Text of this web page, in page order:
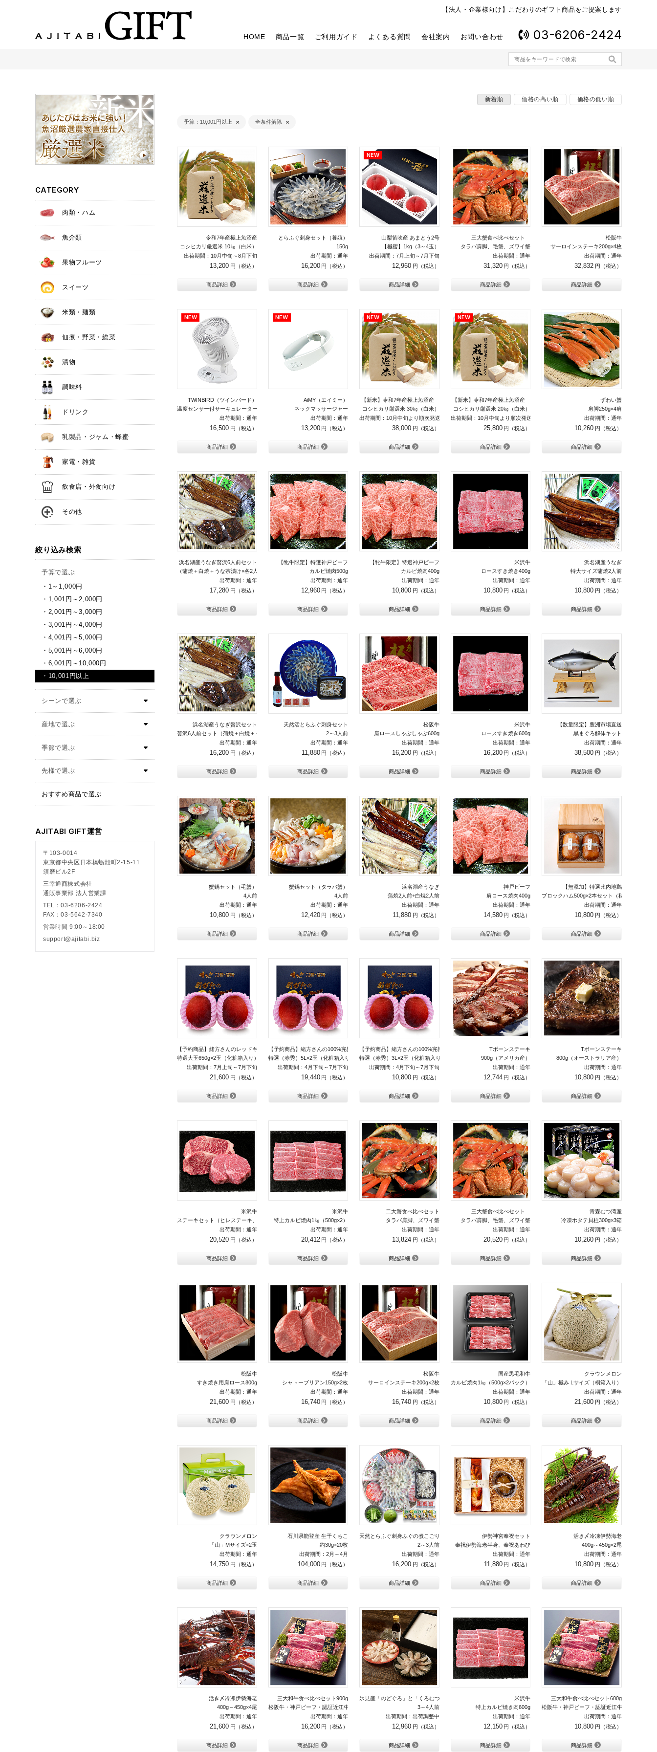
【法人・企業様向け】こだわりのギフト商品をご提案します
HOME 商品一覧 ご利用ガイド よくある質問 会社案内 お問い合わせ 03-6206-2424
CATEGORY
肉類・ハム
魚介類
果物フルーツ
スイーツ
米類・麺類
佃煮・野菜・総菜
漬物
調味料
ドリンク
乳製品・ジャム・蜂蜜
家電・雑貨
飲食店・外食向け
その他
絞り込み検索
予算で選ぶ
1～1,000円
1,001円～2,000円
2,001円～3,000円
3,001円～4,000円
4,001円～5,000円
5,001円～6,000円
6,001円～10,000円
10,001円以上
おすすめ商品で選ぶ
AJITABI GIFT運営
〒103-0014
東京都中央区日本橋蛎殻町2-15-11
須磨ビル2F
三幸通商株式会社
通販事業部 法人営業課
TEL：03-6206-2424
FAX：03-5642-7340
営業時間 9:00～18:00
support@ajitabi.biz
新着順 価格の高い順 価格の低い順
予算 10,001円以上 全条件解除
令和7年産極上魚沼産
コシヒカリ厳選米 10㎏（白米）
出荷期間：10月中旬～8月下旬
13,200
商品詳細
とらふぐ刺身セット（養殖）
150g
出荷期間：通年
16,200
商品詳細
山梨笛吹産 あまとう2号
【極蜜】1kg（3～4玉）
出荷期間：7月上旬～7月下旬
12,960
商品詳細
三大蟹食べ比べセット
タラバ肩脚、毛蟹、ズワイ蟹
出荷期間：通年
31,320
商品詳細
松阪牛
サーロインステーキ200g×4枚
出荷期間：通年
32,832
商品詳細
TWINBIRD（ツインバード）
温度センサー付サーキュレーター
出荷期間：通年
16,500
商品詳細
AiMY（エイミー）
ネックマッサージャー
出荷期間：通年
13,200
商品詳細
【新米】令和7年産極上魚沼産
コシヒカリ厳選米 30㎏（白米）
出荷期間：10月中旬より順次発送
38,000
商品詳細
【新米】令和7年産極上魚沼産
コシヒカリ厳選米 20㎏（白米）
出荷期間：10月中旬より順次発送
25,800
商品詳細
ずわい蟹
肩脚250g×4肩
出荷期間：通年
10,260
商品詳細
浜名湖産うなぎ贅沢6人前セット
（蒲焼＋白焼＋うな茶漬け×各2人前＋肝焼き100g）
出荷期間：通年
17,280
商品詳細
【牝牛限定】特選神戸ビーフ
カルビ焼肉500g
出荷期間：通年
12,960
商品詳細
【牝牛限定】特選神戸ビーフ
カルビ焼肉400g
出荷期間：通年
10,800
商品詳細
米沢牛
ロースすき焼き400g
出荷期間：通年
10,800
商品詳細
浜名湖産うなぎ
特大サイズ蒲焼2人前
出荷期間：通年
10,800
商品詳細
浜名湖産うなぎ贅沢セット
贅沢6人前セット（蒲焼＋白焼＋うな茶漬け×各2人前）
出荷期間：通年
16,200
商品詳細
天然活とらふぐ刺身セット
2～3人前
出荷期間：通年
11,880
商品詳細
松阪牛
肩ロースしゃぶしゃぶ600g
出荷期間：通年
16,200
商品詳細
米沢牛
ロースすき焼き600g
出荷期間：通年
16,200
商品詳細
【数量限定】豊洲市場直送
黒まぐろ解体キット
出荷期間：通年
38,500
商品詳細
蟹鍋セット（毛蟹）
4人前
出荷期間：通年
10,800
商品詳細
蟹鍋セット（タラバ蟹）
4人前
出荷期間：通年
12,420
商品詳細
浜名湖産うなぎ
蒲焼2人前+白焼2人前
出荷期間：通年
11,880
商品詳細
神戸ビーフ
肩ロース焼肉400g
出荷期間：通年
14,580
商品詳細
【無添加】特選比内地鶏
ブロックハム500g×2本セット（秋田杉箱入り）
出荷期間：通年
10,800
商品詳細
【予約商品】緒方さんのレッドキーツマンゴー
特選大玉650g×2玉（化粧箱入り）
出荷期間：7月上旬～7月下旬
21,600
商品詳細
【予約商品】緒方さんの100%完熟マンゴー
特選（赤秀）5L×2玉（化粧箱入り）
出荷期間：4月下旬～7月下旬
19,440
商品詳細
【予約商品】緒方さんの100%完熟マンゴー
特選（赤秀）3L×2玉（化粧箱入り）
出荷期間：4月下旬～7月下旬
10,800
商品詳細
Tボーンステーキ
900g（アメリカ産）
出荷期間：通年
12,744
商品詳細
Tボーンステーキ
800g（オーストラリア産）
出荷期間：通年
10,800
商品詳細
米沢牛
ステーキセット（ヒレステーキ、 サーロインステーキ）
出荷期間：通年
20,520
商品詳細
米沢牛
特上カルビ焼肉1㎏（500g×2）
出荷期間：通年
20,412
商品詳細
二大蟹食べ比べセット
タラバ肩脚、ズワイ蟹
出荷期間：通年
13,824
商品詳細
三大蟹食べ比べセット
タラバ肩脚、毛蟹、ズワイ蟹
出荷期間：通年
20,520
商品詳細
青森むつ湾産
冷凍ホタテ貝柱300g×3箱
出荷期間：通年
10,260
商品詳細
松阪牛
すき焼き用肩ロース800g
出荷期間：通年
21,600
商品詳細
松阪牛
シャトーブリアン150g×2枚
出荷期間：通年
16,740
商品詳細
松阪牛
サーロインステーキ200g×2枚
出荷期間：通年
16,740
商品詳細
国産黒毛和牛
カルビ焼肉1㎏（500g×2パック）
出荷期間：通年
10,800
商品詳細
クラウンメロン
「山」極み Lサイズ（桐箱入り）
出荷期間：通年
21,600
商品詳細
クラウンメロン
「山」Mサイズ×2玉
出荷期間：通年
14,750
商品詳細
石川県能登産 生干くちこ
約30g×20枚
出荷期間：2月～4月
104,000
商品詳細
天然とらふぐ刺身ふぐの煮こごりセット
2～3人前
出荷期間：通年
16,200
商品詳細
伊勢神宮奉祝セット
奉祝伊勢海老半身、奉祝あわび
出荷期間：通年
11,880
商品詳細
活き〆冷凍伊勢海老
400g～450g×2尾
出荷期間：通年
10,800
商品詳細
活き〆冷凍伊勢海老
400g～450g×4尾
出荷期間：通年
21,600
商品詳細
三大和牛食べ比べセット900g
松阪牛・神戸ビーフ・認証近江牛
出荷期間：通年
16,200
商品詳細
氷見産「のどぐろ」と「くろむつ」の炙りしゃぶしゃぶ鍋セット
3～4人前
出荷期間：出荷調整中
12,960
商品詳細
米沢牛
特上カルビ焼き肉600g
出荷期間：通年
12,150
商品詳細
三大和牛食べ比べセット600g
松阪牛・神戸ビーフ・認証近江牛
出荷期間：通年
10,800
商品詳細